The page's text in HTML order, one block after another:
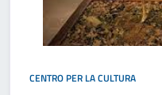
CENTRO PER LA CULTURA